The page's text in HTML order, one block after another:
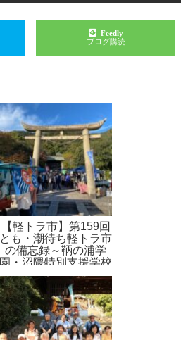
Feedly
ブログ購読
【軽トラ市】第159回
とも・潮待ち軽トラ市
の備忘録～鞆の浦学
園・沼隈特別支援学校
出店